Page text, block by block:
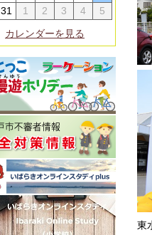
31 1 2 3 4
5
カレンダーを見る
東